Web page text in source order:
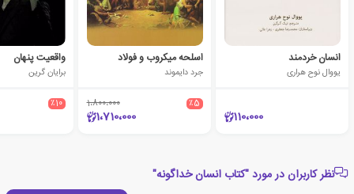
انسان خردمند
یووال نوح هراری
110،000
اسلحه میکروب و فولاد
جرد دایموند
٪5 1،800،000
1،710،000
واقعیت پنهان
برایان گرین
٪10
نظر کاربران در مورد "کتاب انسان خداگونه"